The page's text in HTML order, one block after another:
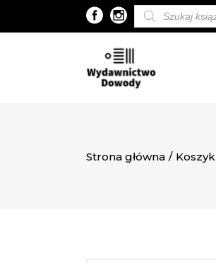
Wyszukiwarka
produktów
Strona główna / Koszyk